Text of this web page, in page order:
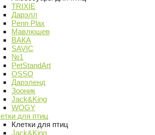
TRIXIE
Дарэлл
Penn Plax
Мавлюшев
ВАКА
SAVIC
№1
PetStandArt
OSSO
Дарэленд
Зооник
Jack&King
WOGY
для птиц
Клетки для птиц
Jack&King